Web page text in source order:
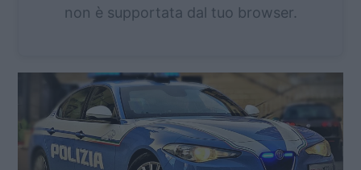
non è supportata dal tuo browser.